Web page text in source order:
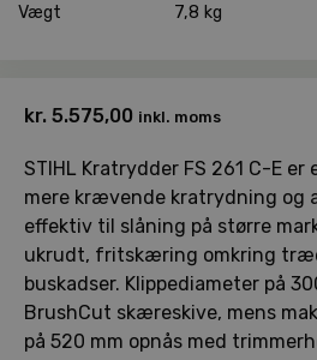
Vægt 7,8 kg
kr. 5.575,00 inkl. moms
STIHL Kratrydder FS 261 C-E
mere krævende kratrydning og
effektiv til slåning på større
ukrudt, fritskæring omkring
buskadser. Klippediameter på
BrushCut skæreskive, mens
på 520 mm opnås med